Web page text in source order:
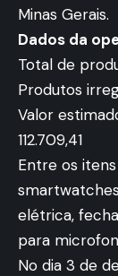
Minas Gerais.
Dados da
Total de
Produtos
Valor
112.709,41
Entre os
elétrica,
para
No dia 3 de